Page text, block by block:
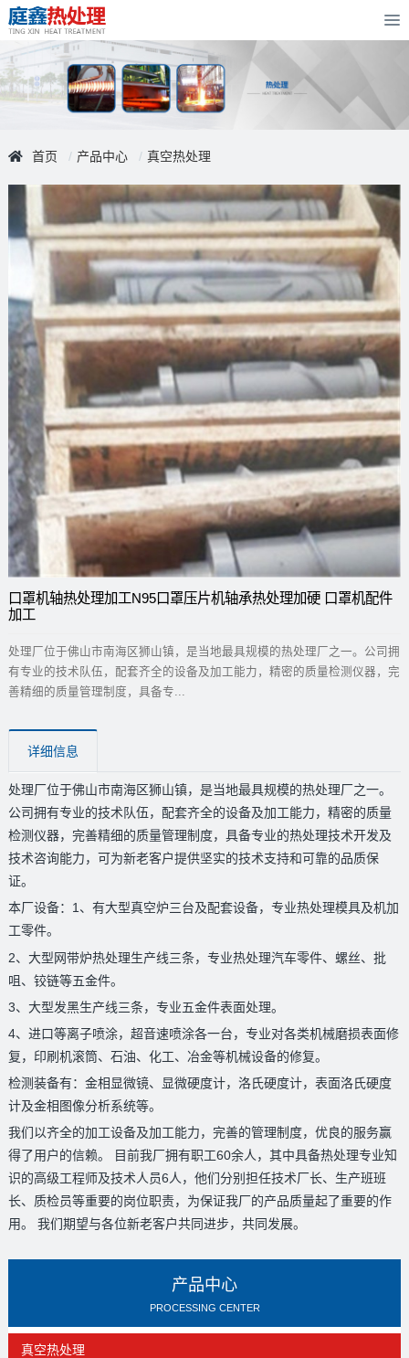
首页 产品中心 真空热处理
口罩机轴热处理加工N95口罩压片机轴承热处理加硬 口罩机配件
加工
处理厂位于佛山市南海区狮山镇，是当地最具规模的热处理厂之一。公司拥
有专业的技术队伍，配套齐全的设备及加工能力，精密的质量检测仪器，完
善精细的质量管理制度，具备专...
详细信息
处理厂位于佛山市南海区狮山镇，是当地最具规模的热处理厂之一。
公司拥有专业的技术队伍，配套齐全的设备及加工能力，精密的质量
检测仪器，完善精细的质量管理制度，具备专业的热处理技术开发及
技术咨询能力，可为新老客户提供坚实的技术支持和可靠的品质保
证。
本厂设备：1、有大型真空炉三台及配套设备，专业热处理模具及机加
工零件。
2、大型网带炉热处理生产线三条，专业热处理汽车零件、螺丝、批
咀、铰链等五金件。
3、大型发黑生产线三条，专业五金件表面处理。
4、进口等离子喷涂，超音速喷涂各一台，专业对各类机械磨损表面修
复，印刷机滚筒、石油、化工、冶金等机械设备的修复。
检测装备有：金相显微镜、显微硬度计，洛氏硬度计，表面洛氏硬度
计及金相图像分析系统等。
我们以齐全的加工设备及加工能力，完善的管理制度，优良的服务赢
得了用户的信赖。 目前我厂拥有职工60余人，其中具备热处理专业知
识的高级工程师及技术人员6人，他们分别担任技术厂长、生产班班
长、质检员等重要的岗位职责，为保证我厂的产品质量起了重要的作
用。 我们期望与各位新老客户共同进步，共同发展。
产品中心
PROCESSING CENTER
真空热处理